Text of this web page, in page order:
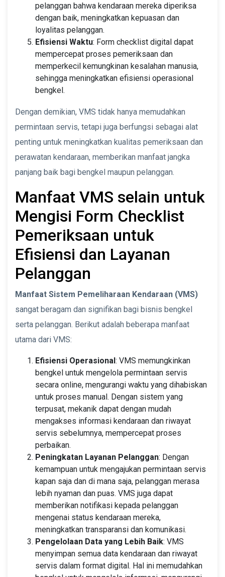
pelanggan bahwa kendaraan mereka diperiksa
dengan baik, meningkatkan kepuasan dan
loyalitas pelanggan.
Efisiensi Waktu: Form checklist digital dapat
mempercepat proses pemeriksaan dan
memperkecil kemungkinan kesalahan manusia,
sehingga meningkatkan efisiensi operasional
bengkel.
Dengan demikian, VMS tidak hanya memudahkan
permintaan servis, tetapi juga berfungsi sebagai alat
penting untuk meningkatkan kualitas pemeriksaan dan
perawatan kendaraan, memberikan manfaat jangka
panjang baik bagi bengkel maupun pelanggan.
Manfaat VMS selain untuk
Mengisi Form Checklist
Pemeriksaan untuk
Efisiensi dan Layanan
Pelanggan
Manfaat Sistem Pemeliharaan Kendaraan (VMS)
sangat beragam dan signifikan bagi bisnis bengkel
serta pelanggan. Berikut adalah beberapa manfaat
utama dari VMS:
Efisiensi Operasional: VMS memungkinkan
bengkel untuk mengelola permintaan servis
secara online, mengurangi waktu yang dihabiskan
untuk proses manual. Dengan sistem yang
terpusat, mekanik dapat dengan mudah
mengakses informasi kendaraan dan riwayat
servis sebelumnya, mempercepat proses
perbaikan.
Peningkatan Layanan Pelanggan: Dengan
kemampuan untuk mengajukan permintaan servis
kapan saja dan di mana saja, pelanggan merasa
lebih nyaman dan puas. VMS juga dapat
memberikan notifikasi kepada pelanggan
mengenai status kendaraan mereka,
meningkatkan transparansi dan komunikasi.
Pengelolaan Data yang Lebih Baik: VMS
menyimpan semua data kendaraan dan riwayat
servis dalam format digital. Hal ini memudahkan